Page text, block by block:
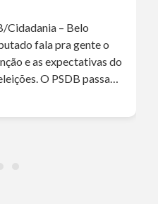
Cidadania – Belo
fala pra gente o
e as expectativas do
O PSDB passa…